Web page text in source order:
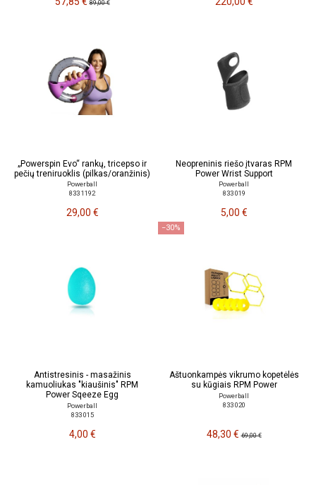
89,00 €
„Powerspin Evo“ rankų, tricepso ir
pečių treniruoklis (pilkas/oranžinis)
Powerball
833 1192
29,00 €
Neopreninis riešo įtvaras RPM
Power Wrist Support
Powerball
833 019
5,00 €
Antistresinis - masažinis
kamuoliukas "kiaušinis" RPM
Power Sqeeze Egg
Powerball
833 015
4,00 €
−30%
Aštuonkampės vikrumo kopetėlės
su kūgiais RPM Power
Powerball
833 020
48,30 €69,00 €